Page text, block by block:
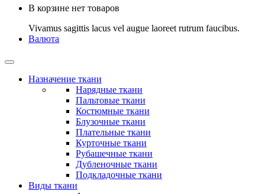
В корзине нет товаров
Vivamus sagittis lacus vel augue laoreet rutrum faucibus.
Валюта
Назначение ткани
Нарядные ткани
Пальтовые ткани
Костюмные ткани
Блузочные ткани
Плательные ткани
Курточные ткани
Рубашечные ткани
Дубленочные ткани
Подкладочные ткани
Виды ткани